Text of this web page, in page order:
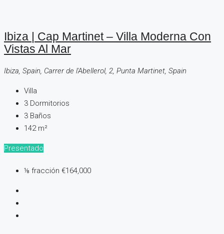
Ibiza | Cap Martinet – Villa Moderna Con
Vistas Al Mar
Ibiza, Spain, Carrer de l'Abellerol, 2, Punta Martinet, Spain
Villa
3 Dormitorios
3 Baños
142 m²
Presentado
⅛ fracción €164,000